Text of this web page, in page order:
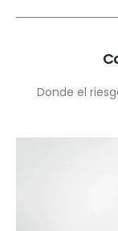
Donde el